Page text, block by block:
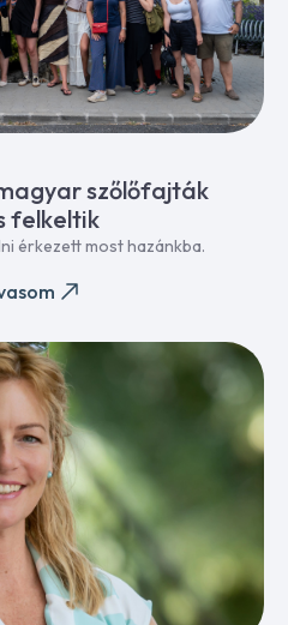
szőlőfajták
felkeltik
érkezett most hazánkba.